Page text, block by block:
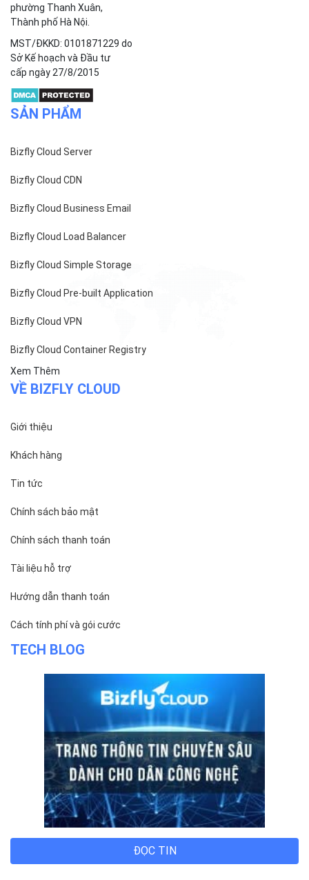
phường Thanh Xuân,
Thành phố Hà Nội.
MST/ĐKKD: 0101871229 do
Sở Kế hoạch và Đầu tư
cấp ngày 27/8/2015
SẢN PHẨM
Bizfly Cloud Server
Bizfly Cloud CDN
Bizfly Cloud Business Email
Bizfly Cloud Load Balancer
Bizfly Cloud Simple Storage
Bizfly Cloud Pre-built Application
Bizfly Cloud VPN
Bizfly Cloud Container Registry
Xem Thêm
VỀ BIZFLY CLOUD
Giới thiệu
Khách hàng
Tin tức
Chính sách bảo mật
Chính sách thanh toán
Tài liệu hỗ trợ
Hướng dẫn thanh toán
Cách tính phí và gói cước
TECH BLOG
ĐỌC TIN